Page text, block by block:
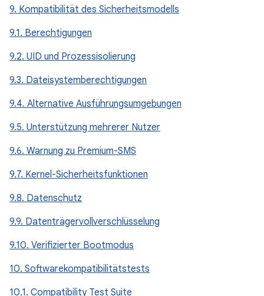
9. Kompatibilität des Sicherheitsmodells
9.1. Berechtigungen
9.2. UID und Prozessisolierung
9.3. Dateisystemberechtigungen
9.4. Alternative Ausführungsumgebungen
9.5. Unterstützung mehrerer Nutzer
9.6. Warnung zu Premium-SMS
9.7. Kernel-Sicherheitsfunktionen
9.8. Datenschutz
9.9. Datenträgervollverschlüsselung
9.10. Verifizierter Bootmodus
10. Softwarekompatibilitätstests
10.1. Compatibility Test Suite